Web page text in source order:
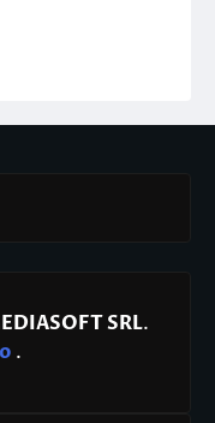
SRL.
.